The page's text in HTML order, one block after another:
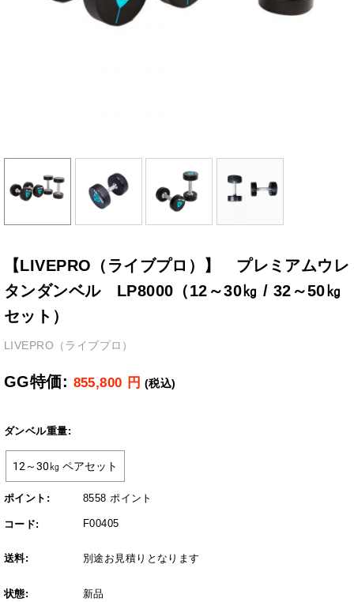
【LIVEPRO（ライブプロ）】 プレミアムウレ
タンダンベル LP8000（12～30㎏ / 32～50㎏
セット）
LIVEPRO（ライブプロ）
GG特価: 855,800 円 (税込)
ダンベル重量:
ポイント: 8558 ポイント
コード: F00405
送料: 別途お見積りとなります
状態: 新品